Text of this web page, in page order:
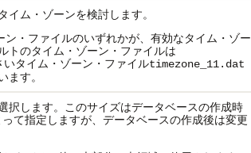
ム・ゾーンを検討します。
・ファイルのいずれかが、有効なタイム・ゾー
トのタイム・ゾーン・ファイルは
タイム・ゾーン・ファイルtimezone_11.dat
す。
択します。このサイズはデータベースの作成時
て指定しますが、データベースの作成後は変更